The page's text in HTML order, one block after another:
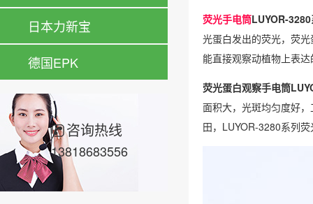
日本力新宝
德国EPK
咨询热线
13818683556
荧光手电筒LUYOR-
光蛋白发出的荧光，荧
能直接观察动植物上表
荧光蛋白观察手电筒
面积大，光斑均匀度好
田，LUYOR-3280系列